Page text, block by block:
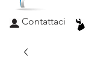
Contattaci